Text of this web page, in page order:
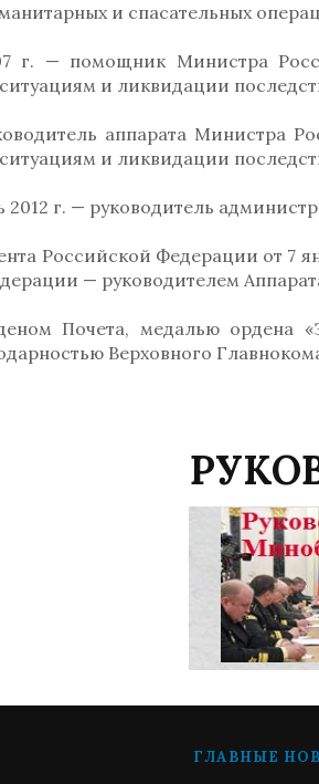
и спасательных
г. — помощник Министра
и ликвидации
аппарата Министра
и ликвидации
2012 г. — руководитель
Российской Федерации от 7
— руководителем
Почета, медалью ордена
Верховного
ГЛАВНЫЕ